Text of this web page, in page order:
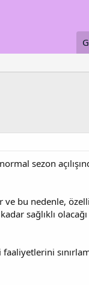
sezon
bu nedenle,
sağlıklı olacağı